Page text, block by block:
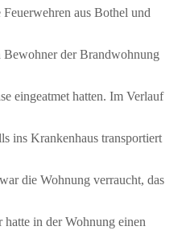
aus Bothel und
Bewohner der Brandwohnung
eingeatmet hatten. Im Verlauf
ins Krankenhaus transportiert
die Wohnung verraucht, das
hatte in der Wohnung einen